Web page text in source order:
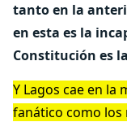
tanto en la
en esta es la
Constitución es
Y Lagos cae en
fanático como los